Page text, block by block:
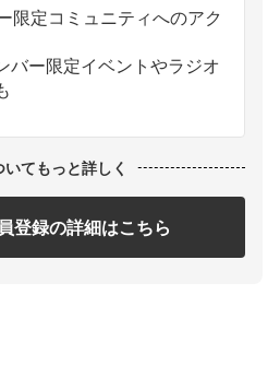
限定コミュニティへのアク
バー限定イベントやラジオ
てもっと詳しく
登録の詳細はこちら